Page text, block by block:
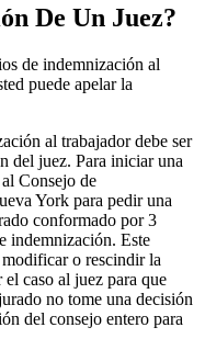
De Un Juez?
de indemnización al
puede apelar la
al trabajador debe ser
del juez. Para iniciar una
Consejo de
York para pedir una
conformado por 3
indemnización. Este
o rescindir la
caso al juez para que
no tome una decisión
del consejo entero para